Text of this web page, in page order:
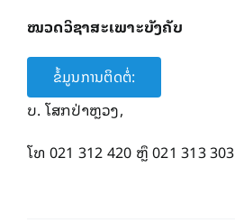
ໝວດວິຊາ​ສະ​ເພາະ​ບັງຄັບ
ຂໍ້ມູນການຕິດຕໍ່:
ບ. ​ໂສກ​ປ່າ​ຫຼວງ,
ໂທ 021 312 420 ຫຼຶ 021 313 303